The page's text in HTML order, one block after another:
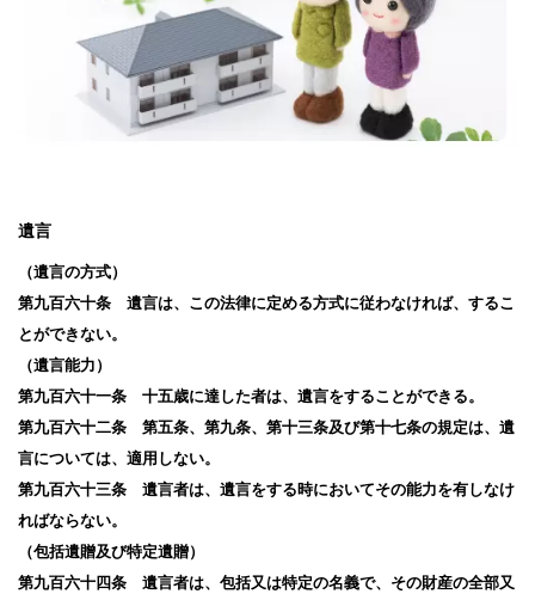
遺言
（遺言の方式）
第九百六十条 遺言は、この法律に定める方式に従わなければ、するこ
とができない。
（遺言能力）
第九百六十一条 十五歳に達した者は、遺言をすることができる。
第九百六十二条 第五条、第九条、第十三条及び第十七条の規定は、遺
言については、適用しない。
第九百六十三条 遺言者は、遺言をする時においてその能力を有しなけ
ればならない。
（包括遺贈及び特定遺贈）
第九百六十四条 遺言者は、包括又は特定の名義で、その財産の全部又